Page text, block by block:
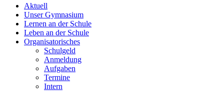
Aktuell
Unser Gymnasium
Lernen an der Schule
Leben an der Schule
Organisatorisches
Schulgeld
Anmeldung
Aufgaben
Termine
Intern